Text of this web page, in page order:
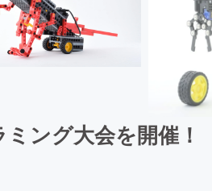
ング大会を開催！